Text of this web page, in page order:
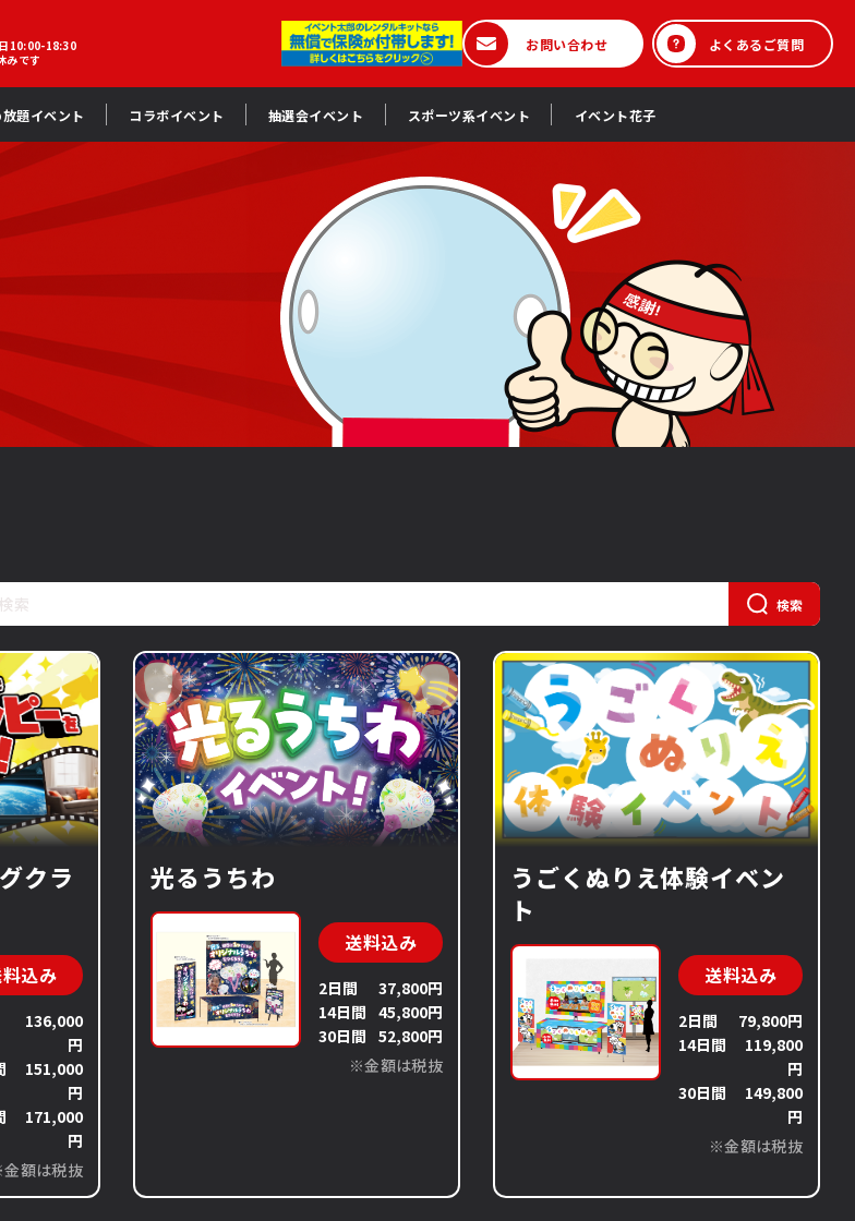
10:00-18:30
みです
お問い合わせ よくあるご質問
題イベント コラボイベント 抽選会イベント スポーツ系イベント イベント花子
検索
クラ
込み
136,000
円
151,000
円
171,000
円
額は税抜
光るうちわ
送料込み
2日間
37,800円
14日間 45,800円
30日間 52,800円
※金額は税抜
うごくぬりえ体験イベン
ト
送料込み
2日間
79,800円
14日間
119,800
円
30日間
149,800
円
※金額は税抜